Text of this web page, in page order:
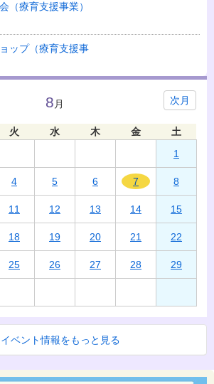
（療育支援事業）
ップ（療育支援事
次月
8 月
火 水 木 金
土
1
4 5 6 7 8
11 12 13 14 15
18 19 20 21 22
25 26 27 28 29
イベント情報をもっと見る